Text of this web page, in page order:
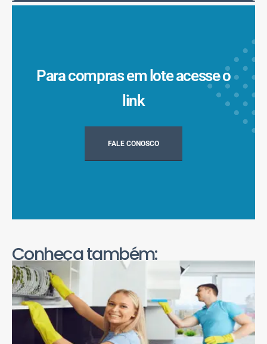
Para compras em lote acesse o
link
FALE CONOSCO
Conheça também: